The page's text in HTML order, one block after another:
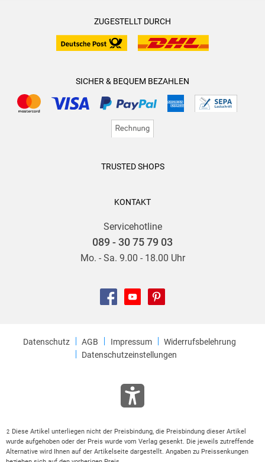
ZUGESTELLT DURCH
SICHER & BEQUEM BEZAHLEN
TRUSTED SHOPS
KONTAKT
Servicehotline
089 - 30 75 79 03
Mo. - Sa. 9.00 - 18.00 Uhr
Datenschutz AGB Impressum
Widerrufsbelehrung
Datenschutzeinstellungen
2
Diese Artikel unterliegen nicht der Preisbindung, die Preisbindung dieser Artikel
wurde aufgehoben oder der Preis wurde vom Verlag gesenkt. Die jeweils zutreffende
Alternative wird Ihnen auf der Artikelseite dargestellt. Angaben zu Preissenkungen